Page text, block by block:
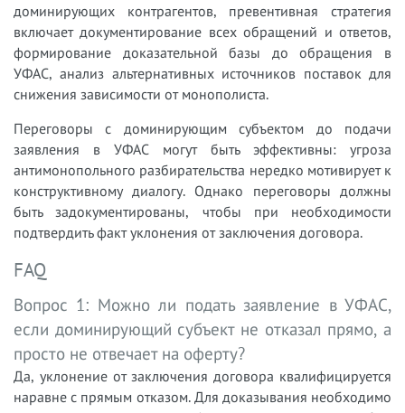
доминирующих контрагентов, превентивная стратегия
включает документирование всех обращений и ответов,
формирование доказательной базы до обращения в
УФАС, анализ альтернативных источников поставок для
снижения зависимости от монополиста.
Переговоры с доминирующим субъектом до подачи
заявления в УФАС могут быть эффективны: угроза
антимонопольного разбирательства нередко мотивирует к
конструктивному диалогу. Однако переговоры должны
быть задокументированы, чтобы при необходимости
подтвердить факт уклонения от заключения договора.
FAQ
Вопрос 1: Можно ли подать заявление в УФАС,
если доминирующий субъект не отказал прямо, а
просто не отвечает на оферту?
Да, уклонение от заключения договора квалифицируется
наравне с прямым отказом. Для доказывания необходимо